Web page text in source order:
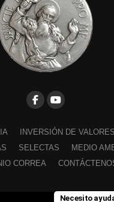
INVERSIÓN DE VALORES
SELECTAS
MEDIO
CORREA
Necesito